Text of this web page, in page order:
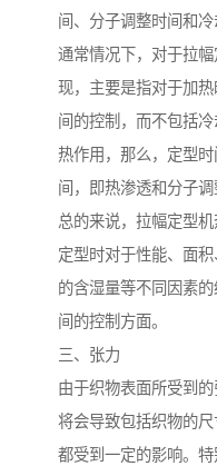
间、分子调整时间和冷
通常情况下，对于拉
现，主要是指对于加
间的控制，而不包括
热作用，那么，定型
间，即热渗透和分子调
总的来说，拉幅定型机
定型时对于性能、面
的含湿量等不同因素
间的控制方面。
三、张力
由于织物表面所受到的
将会导致包括织物的
都受到一定的影响。特